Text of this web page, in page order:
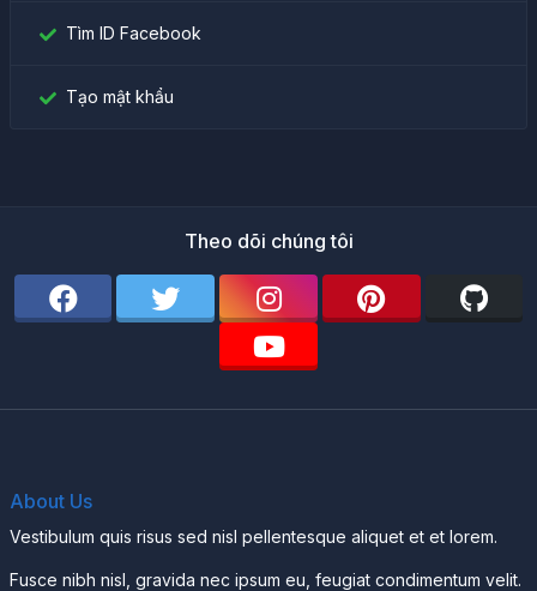
Tìm ID Facebook
Tạo mật khẩu
Theo dõi chúng tôi
About Us
Vestibulum quis risus sed nisl pellentesque aliquet et et lorem.
Fusce nibh nisl, gravida nec ipsum eu, feugiat condimentum velit.